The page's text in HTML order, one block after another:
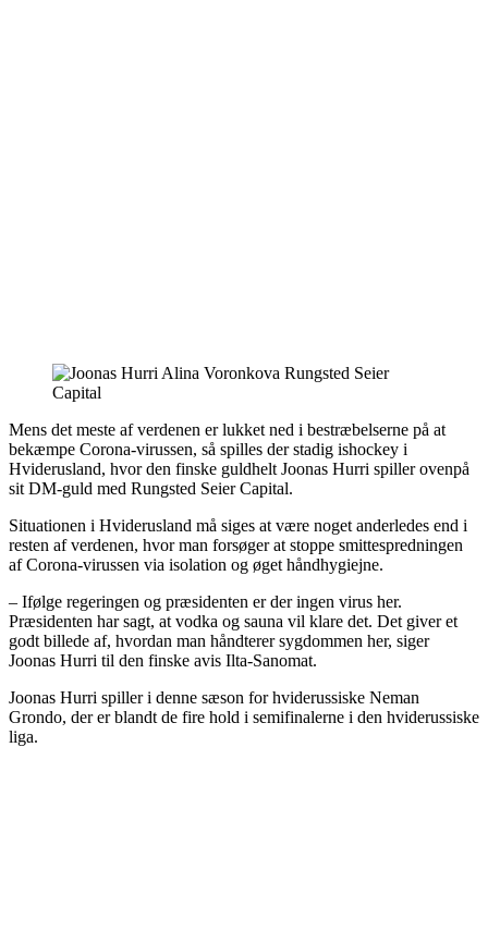
Mens det meste af verdenen er lukket ned i bestræbelserne på at
bekæmpe Corona-virussen, så spilles der stadig ishockey i
Hviderusland, hvor den finske guldhelt Joonas Hurri spiller ovenpå
sit DM-guld med Rungsted Seier Capital.
Situationen i Hviderusland må siges at være noget anderledes end i
resten af verdenen, hvor man forsøger at stoppe smittespredningen
af Corona-virussen via isolation og øget håndhygiejne.
– Ifølge regeringen og præsidenten er der ingen virus her.
Præsidenten har sagt, at vodka og sauna vil klare det. Det giver et
godt billede af, hvordan man håndterer sygdommen her, siger
Joonas Hurri til den finske avis Ilta-Sanomat.
Joonas Hurri spiller i denne sæson for hviderussiske Neman
Grondo, der er blandt de fire hold i semifinalerne i den hviderussiske
liga.